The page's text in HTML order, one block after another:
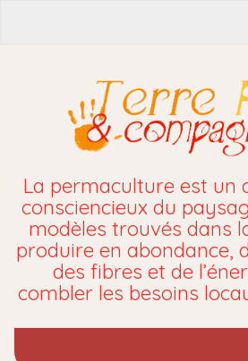
La permaculture est un
consciencieux du
modèles trouvés dans
produire en abondance,
des fibres et de
combler les besoins